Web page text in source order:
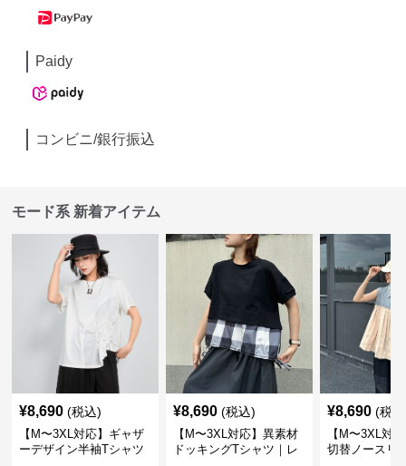
Paidy
コンビニ/銀行振込
モード系 新着アイテム
¥8,690 (税込)
【M〜3XL対応】ギャザ
ーデザイン半袖Tシャツ
¥8,690 (税込)
【M〜3XL対応】異素材
ドッキングTシャツ｜レ
¥8,690 (税
【M〜3XL対
切替ノースリ